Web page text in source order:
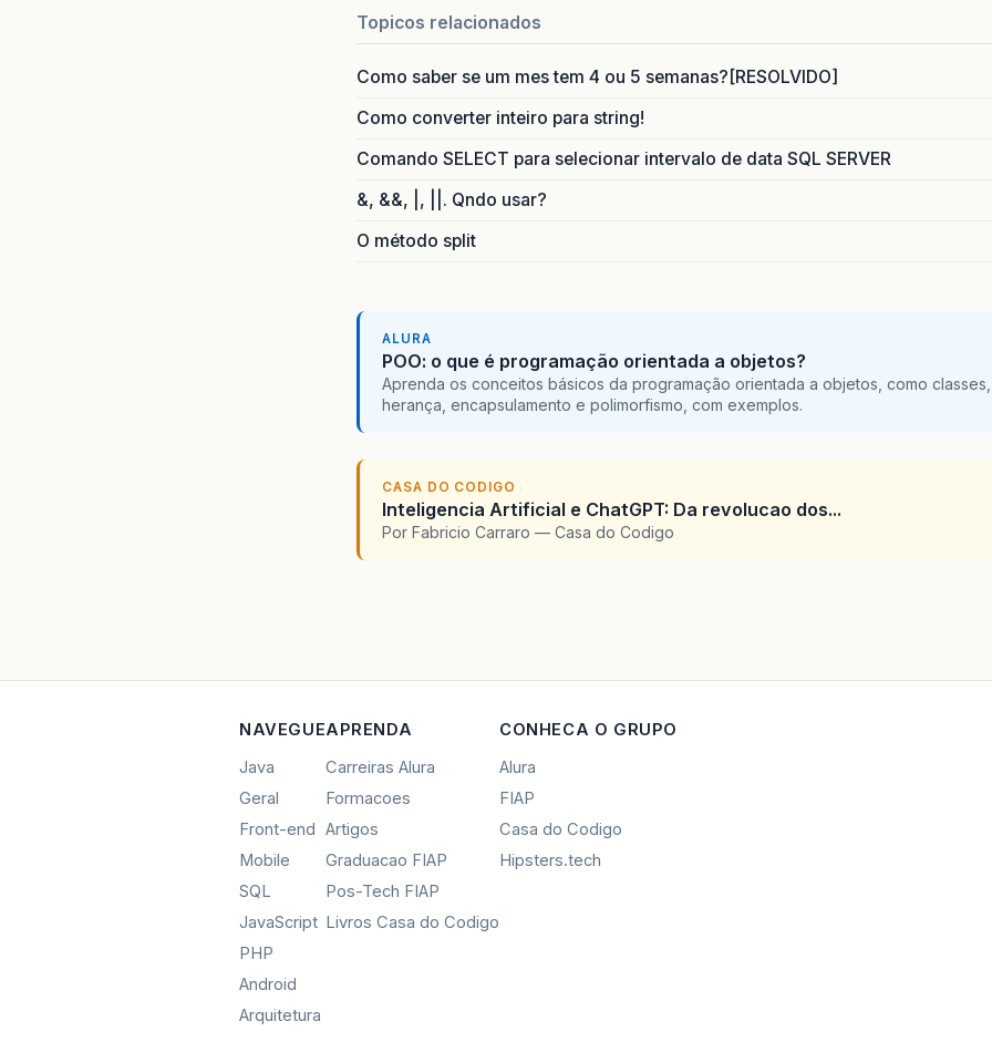
Topicos relacionados
Como saber se um mes tem 4 ou 5 semanas?[RESOLVIDO]
Como converter inteiro para string!
Comando SELECT para selecionar intervalo de data SQL SERVER
&, &&, |, ||. Qndo usar?
O método split
ALURA
POO: o que é programação orientada a objetos?
Aprenda os conceitos básicos da programação orientada a objetos, como classes,
herança, encapsulamento e polimorfismo, com exemplos.
CASA DO CODIGO
Inteligencia Artificial e ChatGPT: Da revolucao dos...
Por Fabricio Carraro — Casa do Codigo
NAVEGUE
Java
Geral
Front-end
Mobile
SQL
JavaScript
PHP
Android
Arquitetura
APRENDA
Carreiras Alura
Formacoes
Artigos
Graduacao FIAP
Pos-Tech FIAP
Livros Casa do Codigo
CONHECA O GRUPO
Alura
FIAP
Casa do Codigo
Hipsters.tech